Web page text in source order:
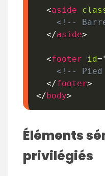
<aside
<!--
</aside>
<footer id=
<!-- Pied
</footer>
</body>
Éléments
privilégiés